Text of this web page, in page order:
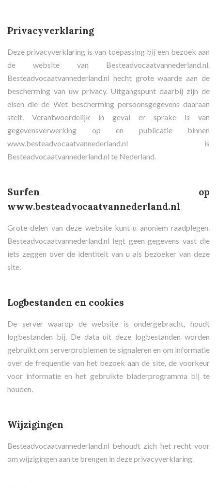
Privacyverklaring
Deze privacyverklaring is van toepassing bij een bezoek aan
de website van Besteadvocaatvannederland.nl.
Besteadvocaatvannederland.nl hecht grote waarde aan de
bescherming van uw privacy. Uitgangspunt daarbij zijn de
eisen die de Wet bescherming persoonsgegevens daaraan
stelt. Verantwoordelijk in geval er sprake is van
gegevensverwerking op en publicatie binnen
www.besteadvocaatvannederland.nl is
Besteadvocaatvannederland.nl te Nederland.
Surfen op
www.besteadvocaatvannederland.nl
Grote delen van deze website kunt u anoniem raadplegen.
Besteadvocaatvannederland.nl legt geen gegevens vast die
iets zeggen over de identiteit van u als bezoeker van deze
site.
Logbestanden en cookies
De server waarop de website is ondergebracht, houdt
logbestanden bij. De data uit deze logbestanden worden
gebruikt om serverproblemen te signaleren en om informatie
over de frequentie van het bezoek aan de site, de voorkeur
voor informatie en het gebruikte bladerprogramma bij te
houden.
Wijzigingen
Besteadvocaatvannederland.nl behoudt zich het recht voor
om wijzigingen aan te brengen in deze privacyverklaring.